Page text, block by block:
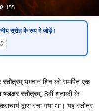
155
स्रोतके रूप में जोड़ें।
स्तोत्रम्भगवान शिव को समर्पित एक
षडक्षर स्तोत्रम्, 8वीं शताब्दी के
द्वारा रचा गया था। यह स्तोत्र